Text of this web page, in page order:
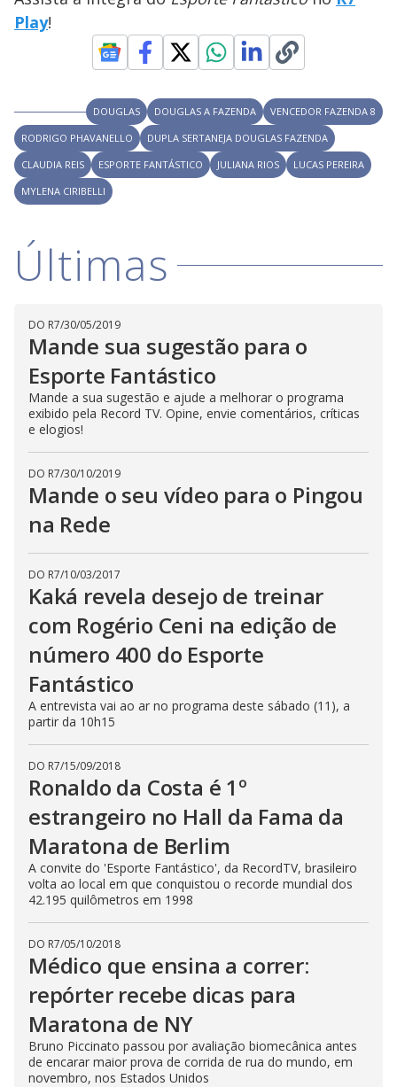
y
V
i
d
e
Play!
DOUGLAS DOUGLAS A FAZENDA
VENCEDOR FAZENDA 8
RODRIGO PHAVANELLO
DUPLA SERTANEJA DOUGLAS FAZENDA
CLAUDIA REIS
ESPORTE FANTÁSTICO JULIANA RIOS
LUCAS PEREIRA
MYLENA CIRIBELLI
Últimas
DO R7/30/05/2019
Mande sua sugestão para o
Esporte Fantástico
Mande a sua sugestão e ajude a melhorar o programa
exibido pela Record TV. Opine, envie comentários, críticas
e elogios!
DO R7/30/10/2019
Mande o seu vídeo para o Pingou
na Rede
DO R7/10/03/2017
Kaká revela desejo de treinar
com Rogério Ceni na edição de
número 400 do Esporte
Fantástico
A entrevista vai ao ar no programa deste sábado (11), a
partir da 10h15
DO R7/15/09/2018
Ronaldo da Costa é 1º
estrangeiro no Hall da Fama da
Maratona de Berlim
A convite do 'Esporte Fantástico', da RecordTV, brasileiro
volta ao local em que conquistou o recorde mundial dos
42.195 quilômetros em 1998
DO R7/05/10/2018
Médico que ensina a correr:
repórter recebe dicas para
Maratona de NY
Bruno Piccinato passou por avaliação biomecânica antes
de encarar maior prova de corrida de rua do mundo, em
novembro, nos Estados Unidos